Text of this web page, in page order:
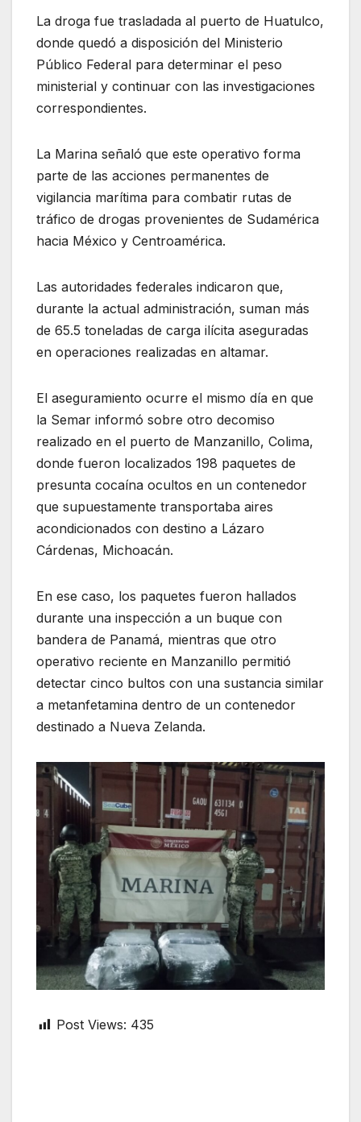
La droga fue trasladada al puerto de Huatulco,
donde quedó a disposición del Ministerio
Público Federal para determinar el peso
ministerial y continuar con las investigaciones
correspondientes.
La Marina señaló que este operativo forma
parte de las acciones permanentes de
vigilancia marítima para combatir rutas de
tráfico de drogas provenientes de Sudamérica
hacia México y Centroamérica.
Las autoridades federales indicaron que,
durante la actual administración, suman más
de 65.5 toneladas de carga ilícita aseguradas
en operaciones realizadas en altamar.
El aseguramiento ocurre el mismo día en que
la Semar informó sobre otro decomiso
realizado en el puerto de Manzanillo, Colima,
donde fueron localizados 198 paquetes de
presunta cocaína ocultos en un contenedor
que supuestamente transportaba aires
acondicionados con destino a Lázaro
Cárdenas, Michoacán.
En ese caso, los paquetes fueron hallados
durante una inspección a un buque con
bandera de Panamá, mientras que otro
operativo reciente en Manzanillo permitió
detectar cinco bultos con una sustancia similar
a metanfetamina dentro de un contenedor
destinado a Nueva Zelanda.
Post Views: 435